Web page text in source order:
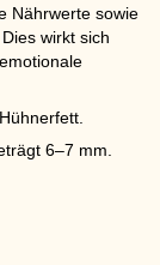
Nährwerte sowie
wirkt sich
6–7 mm.